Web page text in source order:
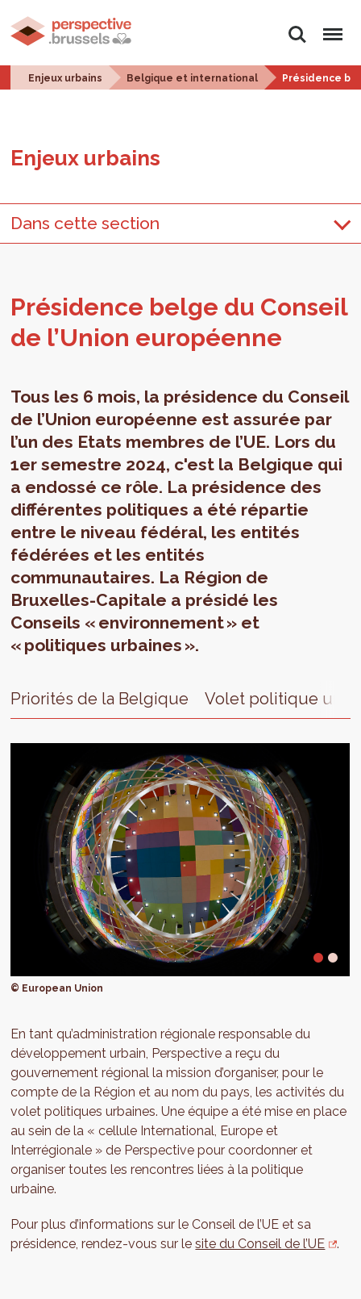
Rechercher
Menu
Enjeux urbains Belgique et international Présidence
Enjeux urbains
Dans cette section
Pré­si­dence belge du Conseil
de l’Union euro­péenne
Tous les 6 mois, la présidence du Conseil
de l’Union européenne est assurée par
l’un des Etats membres de l’UE. Lors du
1er semestre 2024, c'est la Belgique qui
a endossé ce rôle. La présidence des
différentes politiques a été répartie
entre le niveau fédéral, les entités
fédérées et les entités
communautaires. La Région de
Bruxelles-Capitale a présidé les
Conseils « environnement » et
« politiques urbaines ».
Priorités de la Belgique Volet politique
© European Union
En tant qu’administration régionale responsable du
développement urbain, Perspective a reçu du
gouvernement régional la mission d’organiser, pour le
compte de la Région et au nom du pays, les activités du
volet politiques urbaines. Une équipe a été mise en place
au sein de la « cellule International, Europe et
Interrégionale » de Perspective pour coordonner et
organiser toutes les rencontres liées à la politique
urbaine.
Pour plus d’informations sur le Conseil de l’UE et sa
présidence, rendez-vous sur lesite du Conseil de l’UE .